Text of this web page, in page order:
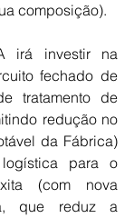
composição).
irá investir na
fechado de
tratamento de
redução no
da Fábrica)
para o
(com nova
que reduz a